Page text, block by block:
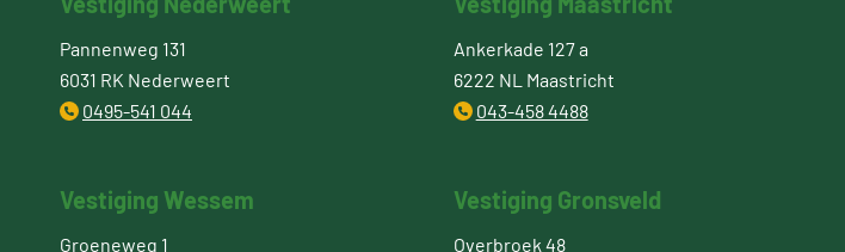
Pannenweg 131
6031 RK Nederweert
0495-541 044
Vestiging Wessem
Groeneweg 1
Ankerkade 127 a
6222 NL Maastricht
043-458 4488
Vestiging Gronsveld
Overbroek 48